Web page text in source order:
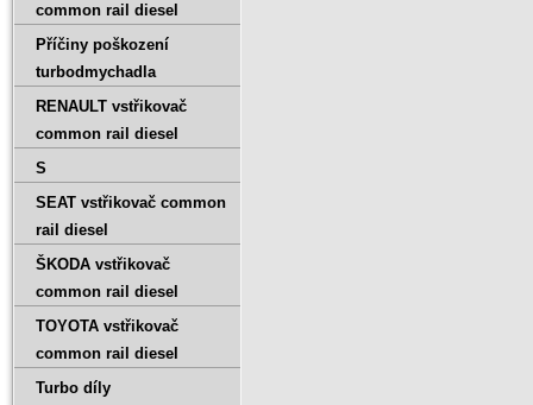
common rail diesel
Příčiny poškození
turbodmychadla
RENAULT vstřikovač
common rail diesel
S
SEAT vstřikovač common
rail diesel
ŠKODA vstřikovač
common rail diesel
TOYOTA vstřikovač
common rail diesel
Turbo díly